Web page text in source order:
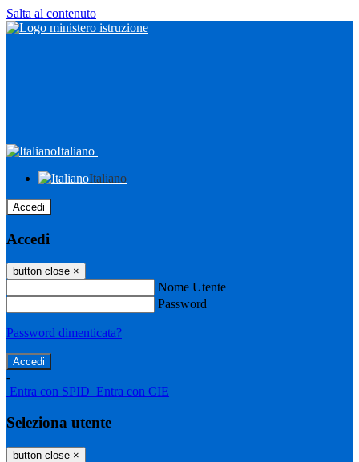
Salta al contenuto
Italiano
Italiano
Accedi
Accedi
button close ×
Nome Utente
Password
Password dimenticata?
-
Entra con SPID Entra con CIE
Seleziona utente
button close ×